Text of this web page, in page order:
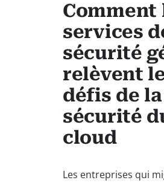
Comment
services
sécurité
relèvent
défis de la
sécurité
cloud
Les entreprises qui